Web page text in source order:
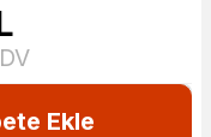
Ekle